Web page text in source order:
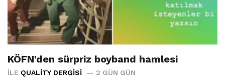
KÖFN'den sürpriz boyband hamlesi
İLE QUALITY DERGISI 2 GÜN GÜN